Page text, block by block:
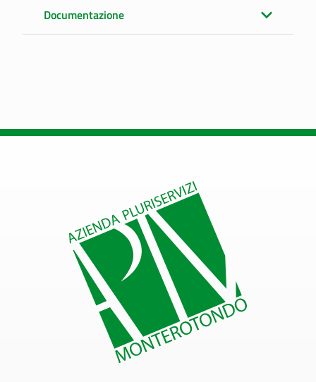
Documentazione